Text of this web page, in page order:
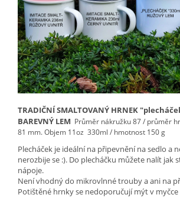
TRADIČNÍ SMALTOVANÝ HRNEK
BAREVNÝ LEM Průměr nákružku 87 / průměr
81 mm.Objem 11oz 330ml / hmotnost 150 g
Plecháček je ideální na připevnění na sedlo a
nerozbije se :). Do plecháčku můžete nalít jak
nápoje.
Není vhodný do mikrovlnné troubya ani na
Potištěné hrnky se nedoporučují mýt v